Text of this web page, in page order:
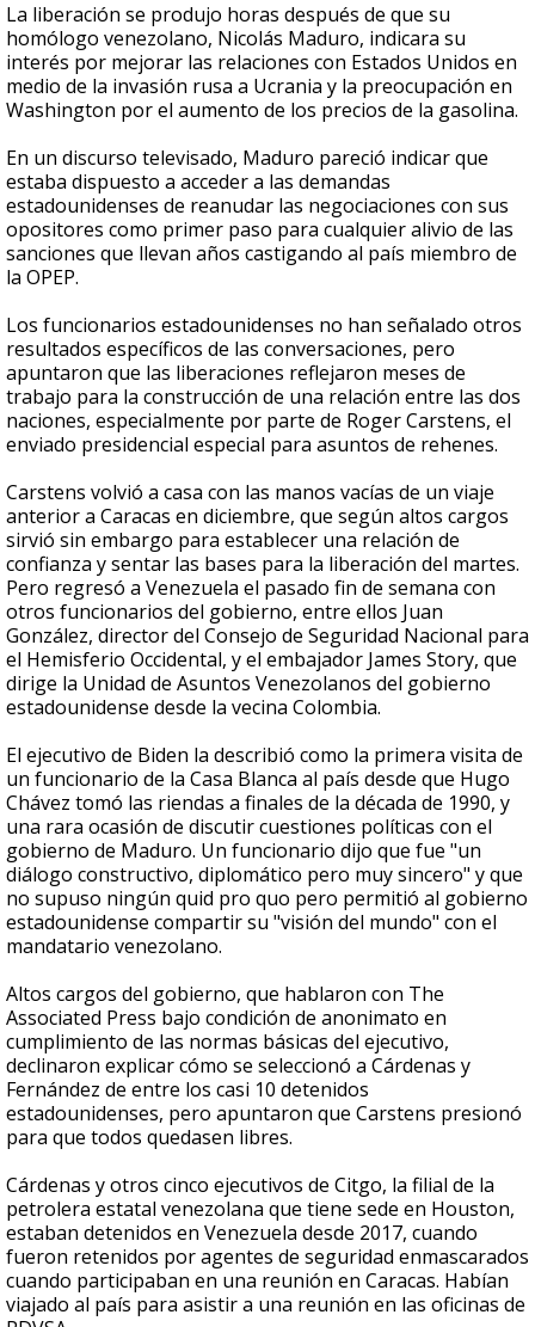
La liberación se produjo horas después de que su
homólogo venezolano, Nicolás Maduro, indicara su
interés por mejorar las relaciones con Estados Unidos en
medio de la invasión rusa a Ucrania y la preocupación en
Washington por el aumento de los precios de la gasolina.
En un discurso televisado, Maduro pareció indicar que
estaba dispuesto a acceder a las demandas
estadounidenses de reanudar las negociaciones con sus
opositores como primer paso para cualquier alivio de las
sanciones que llevan años castigando al país miembro de
la OPEP.
Los funcionarios estadounidenses no han señalado otros
resultados específicos de las conversaciones, pero
apuntaron que las liberaciones reflejaron meses de
trabajo para la construcción de una relación entre las dos
naciones, especialmente por parte de Roger Carstens, el
enviado presidencial especial para asuntos de rehenes.
Carstens volvió a casa con las manos vacías de un viaje
anterior a Caracas en diciembre, que según altos cargos
sirvió sin embargo para establecer una relación de
confianza y sentar las bases para la liberación del martes.
Pero regresó a Venezuela el pasado fin de semana con
otros funcionarios del gobierno, entre ellos Juan
González, director del Consejo de Seguridad Nacional para
el Hemisferio Occidental, y el embajador James Story, que
dirige la Unidad de Asuntos Venezolanos del gobierno
estadounidense desde la vecina Colombia.
El ejecutivo de Biden la describió como la primera visita de
un funcionario de la Casa Blanca al país desde que Hugo
Chávez tomó las riendas a finales de la década de 1990, y
una rara ocasión de discutir cuestiones políticas con el
gobierno de Maduro. Un funcionario dijo que fue "un
diálogo constructivo, diplomático pero muy sincero" y que
no supuso ningún quid pro quo pero permitió al gobierno
estadounidense compartir su "visión del mundo" con el
mandatario venezolano.
Altos cargos del gobierno, que hablaron con The
Associated Press bajo condición de anonimato en
cumplimiento de las normas básicas del ejecutivo,
declinaron explicar cómo se seleccionó a Cárdenas y
Fernández de entre los casi 10 detenidos
estadounidenses, pero apuntaron que Carstens presionó
para que todos quedasen libres.
Cárdenas y otros cinco ejecutivos de Citgo, la filial de la
petrolera estatal venezolana que tiene sede en Houston,
estaban detenidos en Venezuela desde 2017, cuando
fueron retenidos por agentes de seguridad enmascarados
cuando participaban en una reunión en Caracas. Habían
viajado al país para asistir a una reunión en las oficinas de